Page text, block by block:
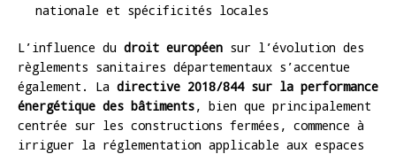
nationale et spécificités locales
L’influence du droit européen sur l’évolution des
règlements sanitaires départementaux s’accentue
également. La directive 2018/844 sur la performance
énergétique des bâtiments, bien que principalement
centrée sur les constructions fermées, commence à
irriguer la réglementation applicable aux espaces